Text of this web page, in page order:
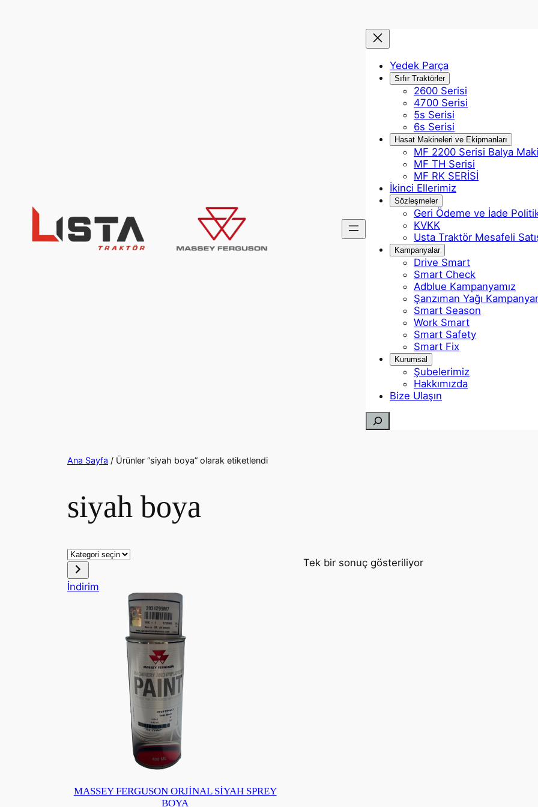
Yedek Parça
Sıfır Traktörler
2600 Serisi
4700 Serisi
5s Serisi
6s Serisi
Hasat Makineleri ve Ekipmanları
MF 2200 Serisi Balya
MF TH Serisi
MF RK SERİSİ
İkinci Ellerimiz
Sözleşmeler
Geri Ödeme ve İade
KVKK
Usta Traktör Mesafeli
Kampanyalar
Drive Smart
Smart Check
Adblue Kampanyamız
Şanzıman Yağı
Smart Season
Work Smart
Smart Safety
Smart Fix
Kurumsal
Şubelerimiz
Hakkımızda
Bize Ulaşın
Ara
Ana Sayfa / Ürünler “siyah boya” olarak etiketlendi
siyah boya
Kategori
seçin
Tek bir sonuç gösteriliyor
İndirim
MASSEY FERGUSON ORJİNAL SİYAH SPREY
BOYA